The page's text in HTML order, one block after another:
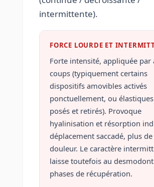
intermittente).
FORCE LOURDE ET
Forte intensité, appliquée par
coups (typiquement certains
dispositifs amovibles activés
ponctuellement, ou élastiques
posés et retirés). Provoque
hyalinisation et résorption
déplacement saccadé, plus de
douleur. Le caractère
laisse toutefois au
phases de récupération.